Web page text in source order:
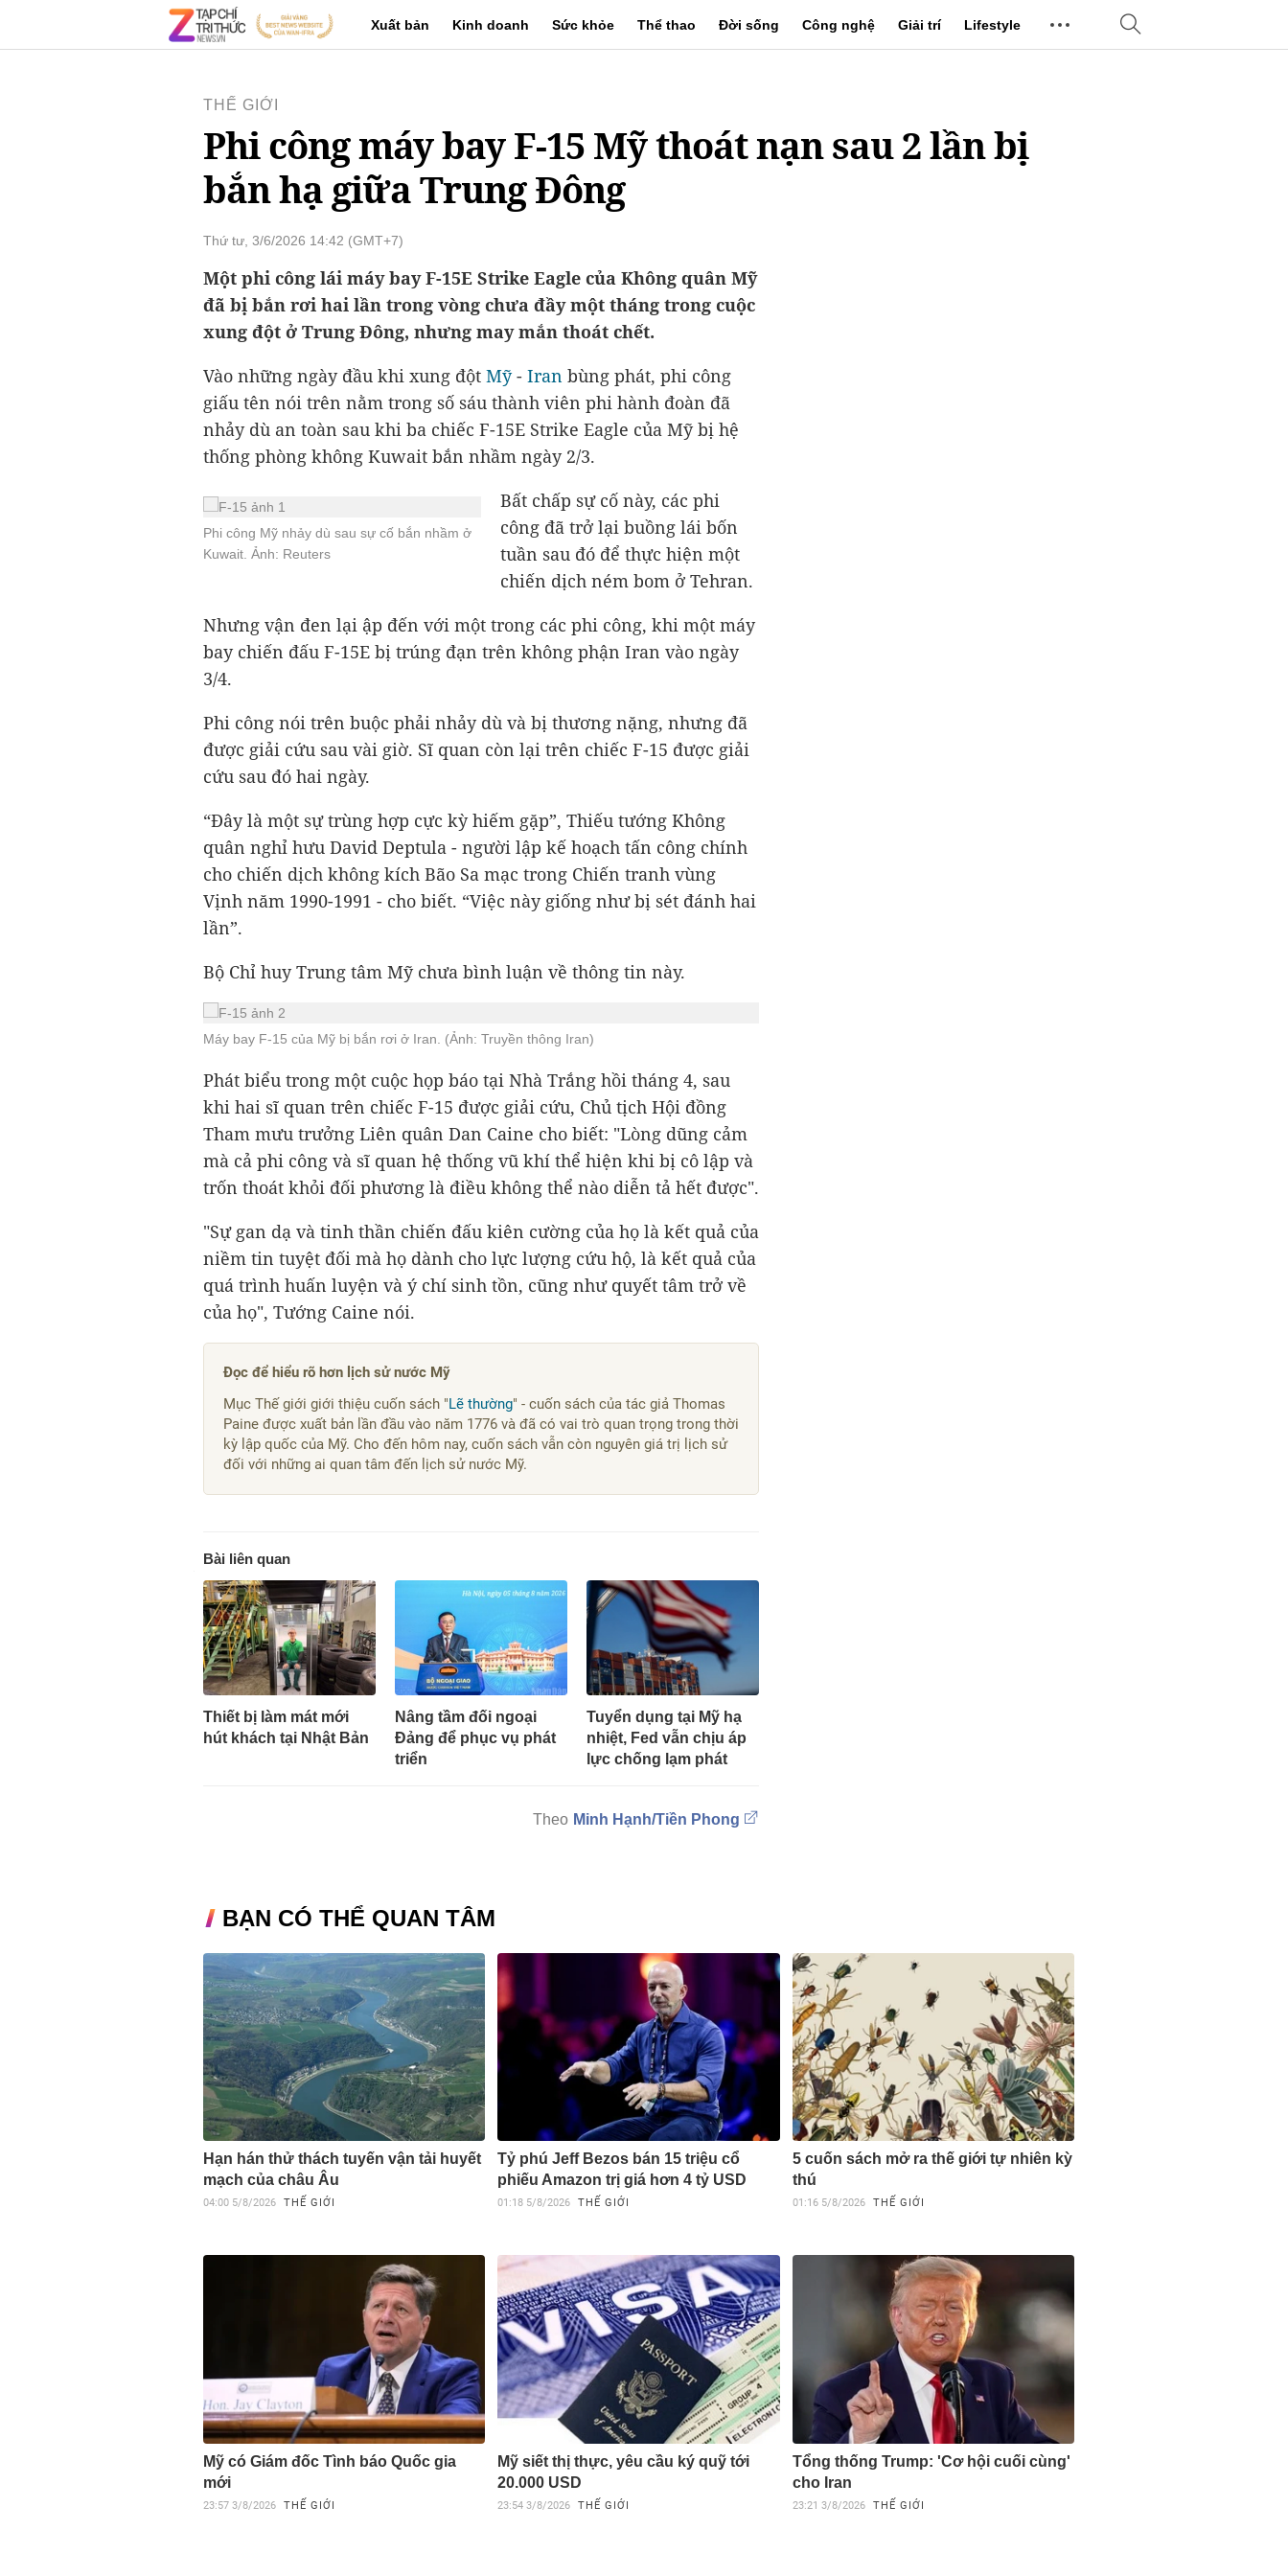
Xuất bản Kinh doanh Sức khỏe Thể thao Đời sống Công nghệ Giải trí Lifestyle
THẾ GIỚI
Phi công máy bay F-15 Mỹ thoát nạn sau 2 lần bị
bắn hạ giữa Trung Đông
Thứ tư, 3/6/2026 14:42 (GMT+7)
Một phi công lái máy bay F-15E Strike Eagle của Không quân Mỹ
đã bị bắn rơi hai lần trong vòng chưa đầy một tháng trong cuộc
xung đột ở Trung Đông, nhưng may mắn thoát chết.
Vào những ngày đầu khi xung đột Mỹ- Iran bùng phát, phi công
giấu tên nói trên nằm trong số sáu thành viên phi hành đoàn đã
nhảy dù an toàn sau khi ba chiếc F-15E Strike Eagle của Mỹ bị hệ
thống phòng không Kuwait bắn nhầm ngày 2/3.
Phi công Mỹ nhảy dù sau sự cố bắn nhầm ở
Kuwait. Ảnh: Reuters
Bất chấp sự cố này, các phi
công đã trở lại buồng lái bốn
tuần sau đó để thực hiện một
chiến dịch ném bom ở Tehran.
Nhưng vận đen lại ập đến với một trong các phi công, khi một máy
bay chiến đấu F-15E bị trúng đạn trên không phận Iran vào ngày
3/4.
Phi công nói trên buộc phải nhảy dù và bị thương nặng, nhưng đã
được giải cứu sau vài giờ. Sĩ quan còn lại trên chiếc F-15 được giải
cứu sau đó hai ngày.
“Đây là một sự trùng hợp cực kỳ hiếm gặp”, Thiếu tướng Không
quân nghỉ hưu David Deptula - người lập kế hoạch tấn công chính
cho chiến dịch không kích Bão Sa mạc trong Chiến tranh vùng
Vịnh năm 1990-1991 - cho biết. “Việc này giống như bị sét đánh hai
lần”.
Bộ Chỉ huy Trung tâm Mỹ chưa bình luận về thông tin này.
Máy bay F-15 của Mỹ bị bắn rơi ở Iran. (Ảnh: Truyền thông Iran)
Phát biểu trong một cuộc họp báo tại Nhà Trắng hồi tháng 4, sau
khi hai sĩ quan trên chiếc F-15 được giải cứu, Chủ tịch Hội đồng
Tham mưu trưởng Liên quân Dan Caine cho biết: "Lòng dũng cảm
mà cả phi công và sĩ quan hệ thống vũ khí thể hiện khi bị cô lập và
trốn thoát khỏi đối phương là điều không thể nào diễn tả hết được".
"Sự gan dạ và tinh thần chiến đấu kiên cường của họ là kết quả của
niềm tin tuyệt đối mà họ dành cho lực lượng cứu hộ, là kết quả của
quá trình huấn luyện và ý chí sinh tồn, cũng như quyết tâm trở về
của họ", Tướng Caine nói.
Đọc để hiểu rõ hơn lịch sử nước Mỹ
Mục Thế giới giới thiệu cuốn sách "Lẽ thường" - cuốn sách của tác giả Thomas
Paine được xuất bản lần đầu vào năm 1776 và đã có vai trò quan trọng trong thời
kỳ lập quốc của Mỹ. Cho đến hôm nay, cuốn sách vẫn còn nguyên giá trị lịch sử
đối với những ai quan tâm đến lịch sử nước Mỹ.
Bài liên quan
Thiết bị làm mát mới
hút khách tại Nhật Bản
Nâng tầm đối ngoại
Đảng để phục vụ phát
triển
Tuyển dụng tại Mỹ hạ
nhiệt, Fed vẫn chịu áp
lực chống lạm phát
Minh Hạnh/Tiền Phong
BẠN CÓ THỂ QUAN TÂM
Hạn hán thử thách tuyến vận tải huyết
mạch của châu Âu
04:00 5/8/2026 THẾ GIỚI
Tỷ phú Jeff Bezos bán 15 triệu cổ
phiếu Amazon trị giá hơn 4 tỷ USD
01:18 5/8/2026 THẾ GIỚI
5 cuốn sách mở ra thế giới tự nhiên kỳ
thú
01:16 5/8/2026 THẾ GIỚI
Mỹ có Giám đốc Tình báo Quốc gia
mới
23:57 3/8/2026 THẾ GIỚI
Mỹ siết thị thực, yêu cầu ký quỹ tới
20.000 USD
23:54 3/8/2026 THẾ GIỚI
Tổng thống Trump: 'Cơ hội cuối cùng'
cho Iran
23:21 3/8/2026 THẾ GIỚI